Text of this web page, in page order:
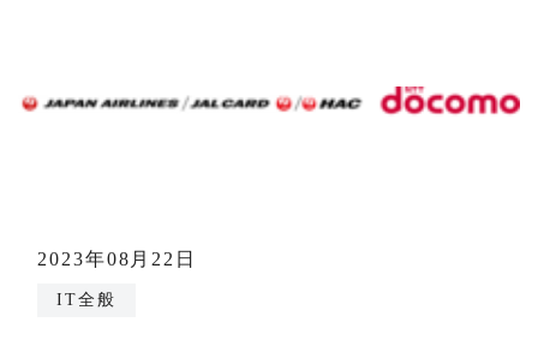
2023年08月22日
IT全般